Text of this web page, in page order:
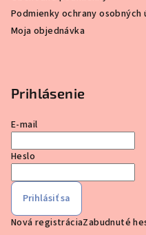
Podmienky ochrany osobných
Moja objednávka
Prihlásenie
E-mail
Heslo
Prihlásiť sa
Nová registráciaZabudnuté